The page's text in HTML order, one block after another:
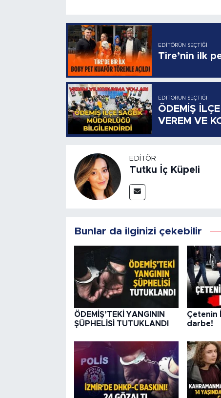
EDITÖRÜN SEÇTIĞI
Tire’nin ilk
EDITÖRÜN SEÇTIĞI
ÖDEMİŞ
VEREM VE
EDITÖR
Tutku İç Küpeli
Bunlar da ilginizi çekebilir
ÖDEMİŞ’TEKİ YANGININ
ŞÜPHELİSİ TUTUKLANDI
Çetenin
darbe!